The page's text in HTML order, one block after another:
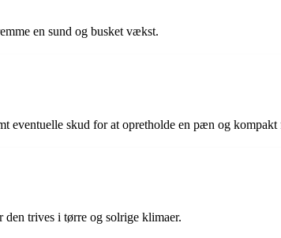
en sund og busket vækst.
eventuelle skud for at opretholde en pæn og kompakt
den trives i tørre og solrige klimaer.